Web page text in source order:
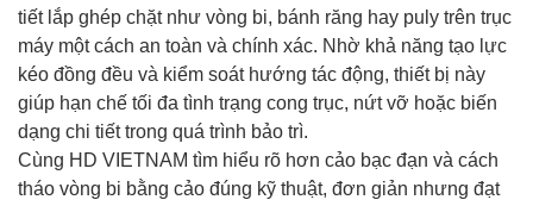
tiết lắp ghép chặt như vòng bi, bánh răng hay puly trên trục
máy một cách an toàn và chính xác. Nhờ khả năng tạo lực
kéo đồng đều và kiểm soát hướng tác động, thiết bị này
giúp hạn chế tối đa tình trạng cong trục, nứt vỡ hoặc biến
dạng chi tiết trong quá trình bảo trì.
Cùng HD VIETNAM tìm hiểu rõ hơn cảo bạc đạn và cách
tháo vòng bi bằng cảo đúng kỹ thuật, đơn giản nhưng đạt